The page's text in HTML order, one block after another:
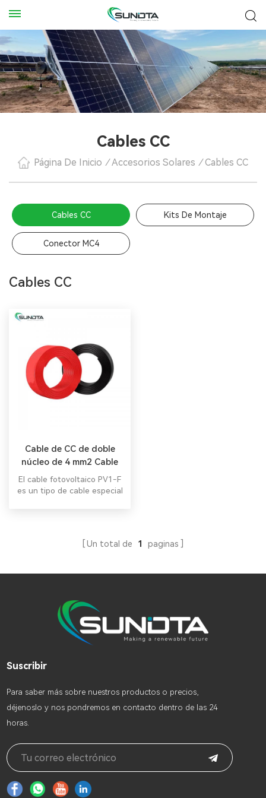
Cables CC
Página De Inicio / Accesorios Solares / Cables CC
Cables CC Kits De Montaje
Conector MC4
Cables CC
Cable de CC de doble
núcleo de 4 mm2 Cable
solar fotovoltaico Rollo
de 100 metros
El cable fotovoltaico PV1-F
es un tipo de cable especial
Un total de 1 paginas
Suscribir
Para saber más sobre nuestros productos o precios,
déjenoslo y nos pondremos en contacto dentro de las 24
horas.